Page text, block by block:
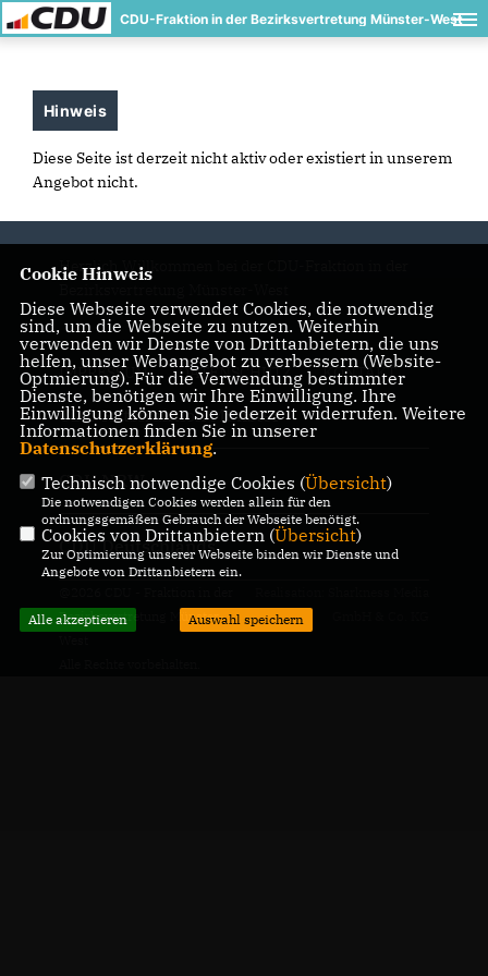
CDU-Fraktion in der Bezirksvertretung Münster-West
Hinweis
Diese Seite ist derzeit nicht aktiv oder existiert in unserem
Angebot nicht.
Herzlich Willkommen bei der CDU-Fraktion in der
IMPRESSUM DATENSCHUTZ KONTAKT
CDU Ratsfraktion Münster
CDU NRW
CDU Deutschlands
Bezirksvertretung Münster-
Cookie Hinweis
Diese Webseite verwendet Cookies, die notwendig
sind, um die Webseite zu nutzen. Weiterhin
verwenden wir Dienste von Drittanbietern, die uns
helfen, unser Webangebot zu verbessern (Website-
Optmierung). Für die Verwendung bestimmter
Dienste, benötigen wir Ihre Einwilligung. Ihre
Einwilligung können Sie jederzeit widerrufen. Weitere
Informationen finden Sie in unserer
Datenschutzerklärung.
Technisch notwendige Cookies (Übersicht)
Die notwendigen Cookies werden allein für den
ordnungsgemäßen Gebrauch der Webseite benötigt.
Cookies von Drittanbietern (Übersicht)
Zur Optimierung unserer Webseite binden wir Dienste und
Angebote von Drittanbietern ein.
Alle akzeptieren Auswahl speichern